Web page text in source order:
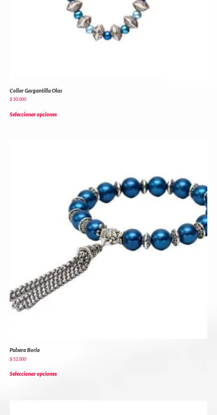
Collar Gargantilla Olas
$50.000
Seleccionar opciones
Pulsera Borla
$52.000
Seleccionar opciones